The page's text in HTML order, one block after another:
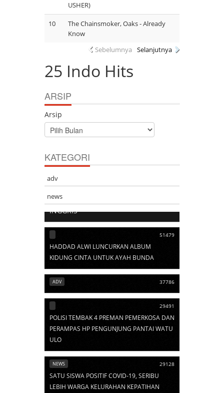
USHER)
10
The Chainsmoker, Oaks - Already
Know
Sebelumnya
Selanjutnya
25 Indo Hits
ARSIP
Arsip
KATEGORI
adv
news
103525
ARTI SINGKATAN DALAM BAHASA
INGGRIS
51479
HADDAD ALWI LUNCURKAN ALBUM
KIDUNG CINTA UNTUK AYAH BUNDA
ADV 37786
29491
POLISI TEMBAK 4 PREMAN PEMERKOSA DAN
PERAMPAS HP PENGUNJUNG PANTAI WATU
ULO
NEWS 29128
SATU SISWA POSITIF COVID-19, SERIBU
LEBIH WARGA KELURAHAN KEPATIHAN